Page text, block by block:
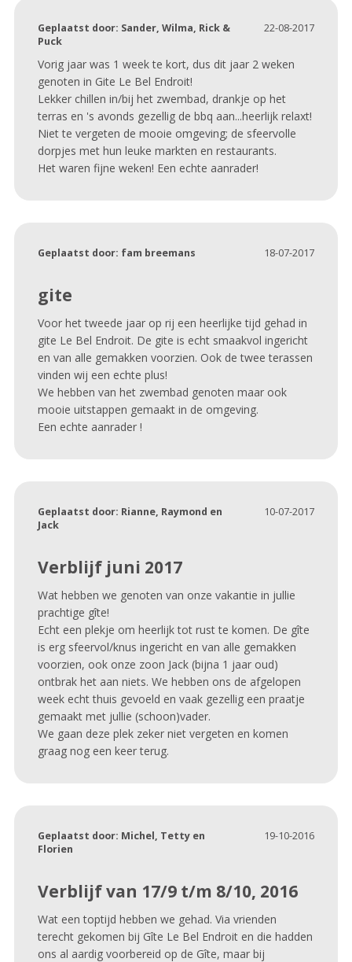
22-08-2017
Geplaatst door: Sander, Wilma, Rick &
Puck
Vorig jaar was 1 week te kort, dus dit jaar 2 weken
genoten in Gite Le Bel Endroit!
Lekker chillen in/bij het zwembad, drankje op het
terras en 's avonds gezellig de bbq aan...heerlijk relaxt!
Niet te vergeten de mooie omgeving; de sfeervolle
dorpjes met hun leuke markten en restaurants.
Het waren fijne weken! Een echte aanrader!
18-07-2017
Geplaatst door: fam breemans
gite
Voor het tweede jaar op rij een heerlijke tijd gehad in
gite Le Bel Endroit. De gite is echt smaakvol ingericht
en van alle gemakken voorzien. Ook de twee terassen
vinden wij een echte plus!
We hebben van het zwembad genoten maar ook
mooie uitstappen gemaakt in de omgeving.
Een echte aanrader !
10-07-2017
Geplaatst door: Rianne, Raymond en
Jack
Verblijf juni 2017
Wat hebben we genoten van onze vakantie in jullie
prachtige gîte!
Echt een plekje om heerlijk tot rust te komen. De gîte
is erg sfeervol/knus ingericht en van alle gemakken
voorzien, ook onze zoon Jack (bijna 1 jaar oud)
ontbrak het aan niets. We hebben ons de afgelopen
week echt thuis gevoeld en vaak gezellig een praatje
gemaakt met jullie (schoon)vader.
We gaan deze plek zeker niet vergeten en komen
graag nog een keer terug.
19-10-2016
Geplaatst door: Michel, Tetty en
Florien
Verblijf van 17/9 t/m 8/10, 2016
Wat een toptijd hebben we gehad. Via vrienden
terecht gekomen bij Gîte Le Bel Endroit en die hadden
ons al aardig voorbereid op de Gîte, maar bij